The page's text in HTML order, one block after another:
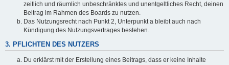
zeitlich und räumlich unbeschränktes und unentgeltliches Recht, deinen
Beitrag im Rahmen des Boards zu nutzen.
Das Nutzungsrecht nach Punkt 2, Unterpunkt a bleibt auch nach
Kündigung des Nutzungsvertrages bestehen.
3. PFLICHTEN DES NUTZERS
Du erklärst mit der Erstellung eines Beitrags, dass er keine Inhalte